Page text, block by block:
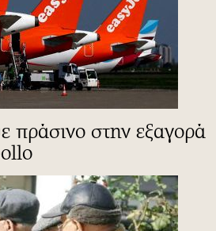
πράσινο στην εξαγορά